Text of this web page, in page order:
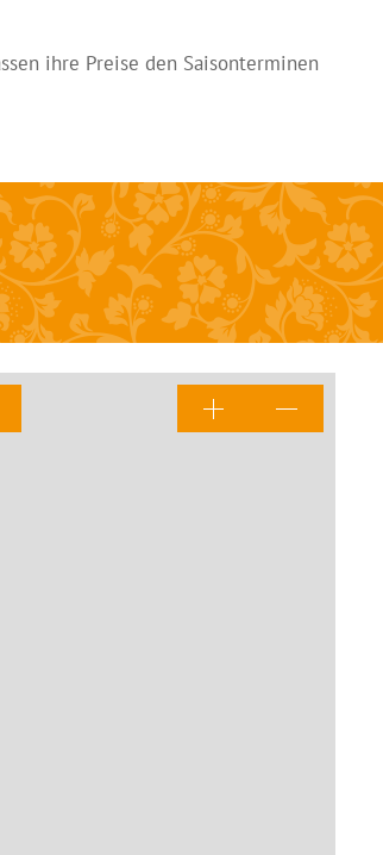
ihre Preise den Saisonterminen